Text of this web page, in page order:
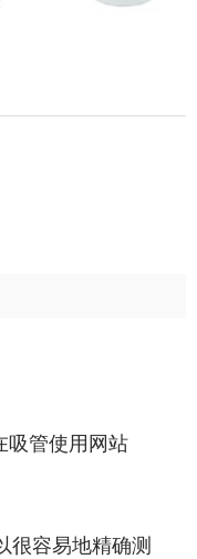
吸管使用网站
很容易地精确测